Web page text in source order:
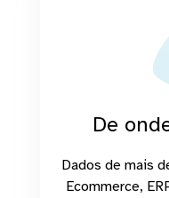
De
Dados de mais
Ecommerce,